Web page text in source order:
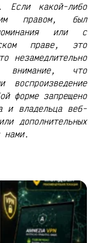
Если какой-либо
правом, был
или с
праве, это
незамедлительно
внимание, что
воспроизведение
форме запрещено
и владельца веб-
дополнительных
нами.